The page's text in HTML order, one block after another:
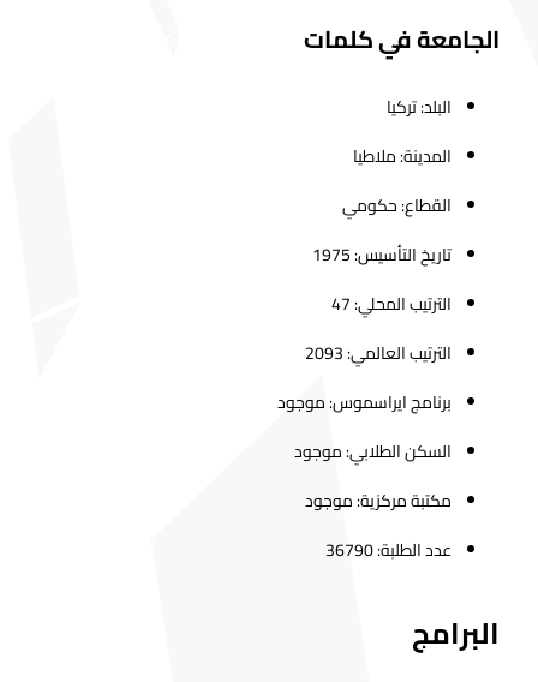
الجامعة في كلمات
البلد: تركيا
المدينة: ملاطيا
القطاع: حكومي
تاريخ التأسيس: 1975
الترتيب المحلي: 47
الترتيب العالمي: 2093
برنامج ايراسموس: موجود
السكن الطلابي: موجود
مكتبة مركزية: موجود
عدد الطلبة: 36790
البرامج